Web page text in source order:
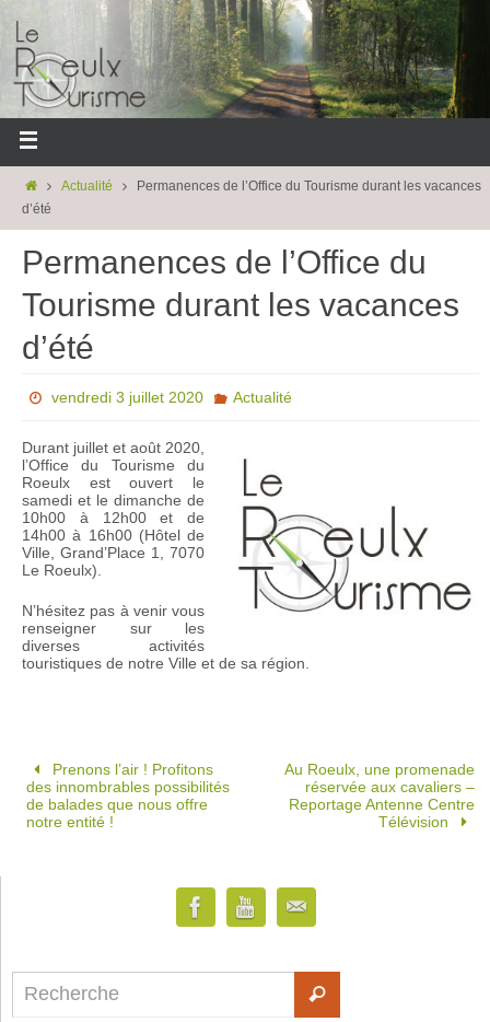
Actualité
Permanences de l’Office du Tourisme durant les vacances
d’été
Permanences de l’Office du
Tourisme durant les vacances
d’été
vendredi 3 juillet 2020 Actualité
Durant juillet et août 2020,
l’Office du Tourisme du
Roeulx est ouvert le
samedi et le dimanche de
10h00 à 12h00 et de
14h00 à 16h00 (Hôtel de
Ville, Grand’Place 1, 7070
Le Roeulx).
N’hésitez pas à venir vous
renseigner sur les
diverses activités
touristiques de notre Ville et de sa région.
Prenons l’air ! Profitons
des innombrables possibilités
de balades que nous offre
notre entité !
Au Roeulx, une promenade
réservée aux cavaliers –
Reportage Antenne Centre
Télévision